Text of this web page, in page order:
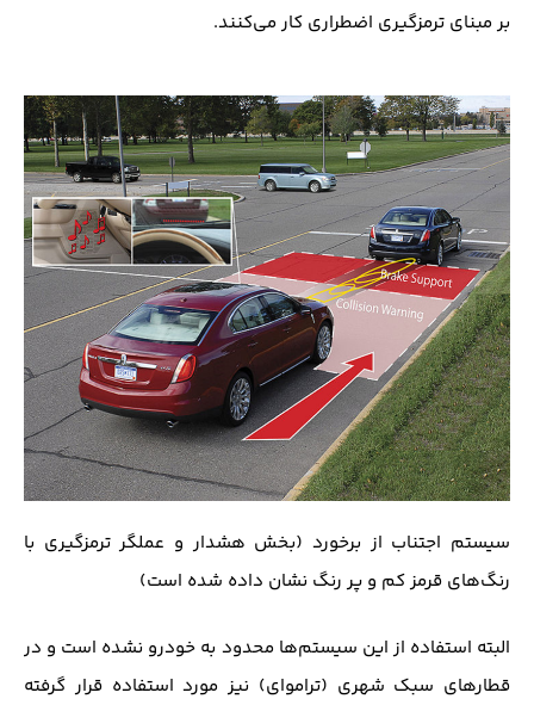
بر مبنای ترمز‌گیری اضطراری کار می‌کنند.
سیستم اجتناب از برخورد (بخش هشدار و عملگر ترمز‌گیری با
رنگ‌های قرمز کم و پر رنگ نشان داده شده است)
البته استفاده از این سیستم‌ها محدود به خودرو نشده است و در
قطار‌های سبک شهری (تراموای) نیز مورد استفاده قرار گرفته